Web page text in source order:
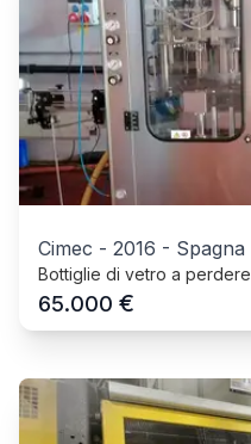
Cimec - 2016 - Spagna
Bottiglie di vetro a perdere
65.000 €